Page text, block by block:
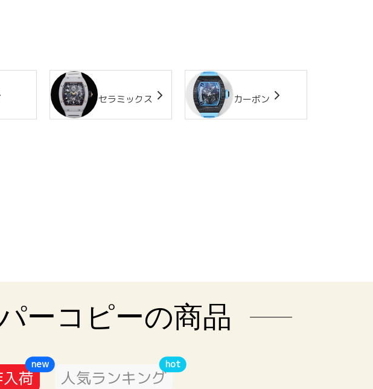
セラミックス カーボン
ーコピーの商品
荷
new
人気ランキング
hot